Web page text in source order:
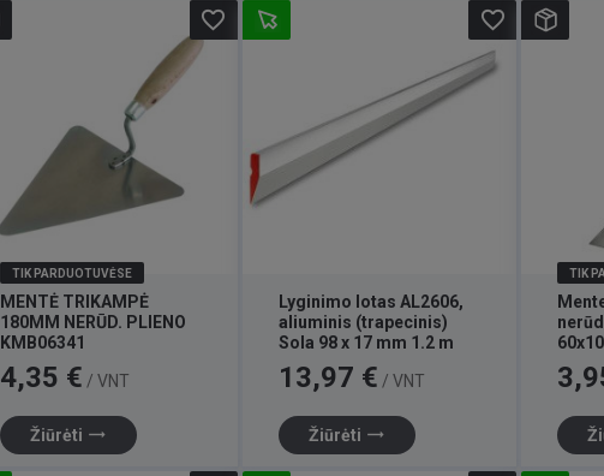
TIK PARDUOTUVĖSE
MENTĖ TRIKAMPĖ
180MM NERŪD. PLIENO
KMB06341
Kaina
4,35 € / VNT
Žiūrėti trending_flat
favorite_border
Lyginimo lotas AL2606,
aliuminis (trapecinis)
Sola 98 x 17 mm 1.2 m
Kaina
13,97 € / VNT
Žiūrėti trending_flat
favorite_border
TIK
Kaina